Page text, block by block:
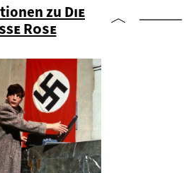
zu "
Die
Rose"